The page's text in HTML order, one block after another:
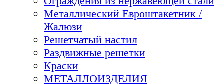
Металлический Евроштакетник /
Жалюзи
Решетчатый настил
Раздвижные решетки
Краски
МЕТАЛЛОИЗДЕЛИЯ